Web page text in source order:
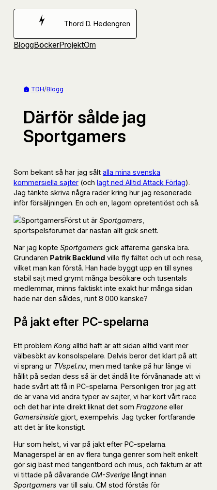
Hoppa
Thord D. Hedengren
BloggBöckerProjektOm
TDH/Blogg
Därför sålde jag
Sportgamers
Som bekant så har jag sålt alla mina svenska
kommersiella sajter (och lagt ned Alltid Attack Förlag).
Jag tänkte skriva några rader kring hur jag resonerade
inför försäljningen. En och en, lagom opretentiöst och så.
Först ut är Sportgamers
sportspelsforumet där nästan allt gick snett.
När jag köpte Sportgamers gick affärerna ganska bra.
Grundaren Patrik Backlund ville fly fältet och ut och resa,
vilket man kan förstå. Han hade byggt upp en till synes
stabil sajt med grymt många besökare och tusentals
medlemmar, minns faktiskt inte exakt hur många sidan
hade när den såldes, runt 8 000 kanske?
På jakt efter PC-spelarna
Ett problem Kong alltid haft är att sidan alltid varit mer
välbesökt av konsolspelare. Delvis beror det klart på att
vi sprang ur TVspel.nu , men med tanke på hur länge vi
hållit på sedan dess så är det ändå lite förvånanade att vi
hade svårt att få in PC-spelarna. Personligen tror jag att
de är vana vid andra typer av sajter, vi har kört vårt race
och det har inte direkt liknat det som Fragzone eller
Gamersinside gjort, exempelvis. Jag tycker fortfarande
att det är lite konstigt.
Hur som helst, vi var på jakt efter PC-spelarna.
Managerspel är en av flera tunga genrer som helt enkelt
gör sig bäst med tangentbord och mus, och faktum är att
vi tittade på dåvarande CM-Sverige långt innan
Sportgamers var till salu. CM stod förstås för